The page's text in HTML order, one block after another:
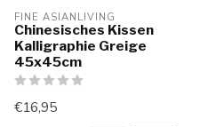
FINE ASIANLIVING
Chinesisches Kissen
Kalligraphie Greige
45x45cm
€16,95